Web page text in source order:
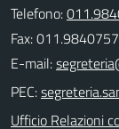
Telefono:
Fax: 011.9840757
E-mail:
PEC:
Ufficio Relazioni